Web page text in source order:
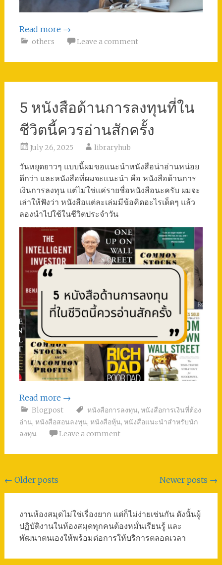
Read more →
others Leave a comment
5 หนังสือด้านการลงทุนที่ใน
ชีวิตนี้ควรอ่านสักครั้ง
July 26, 2025 libraryhub
วันหยุดยาวๆ แบบนี้ผมขอแนะนำหนังสือน่าอ่านหน่อย
ดีกว่า และหนังสือที่ผมจะแนะนำ คือ หนังสือด้านการ
เงินการลงทุน แต่ไม่ใช่แค่รายชื่อหนังสือนะครับ ผมจะ
เล่าให้ฟังว่า หนังสือแต่ละเล่มมีข้อคิดอะไรเด็ดๆ แล้ว
ลองนำไปใช้ในชีวิตประจำวัน
Read more →
Blogpost หนังสือการลงทุน, หนังสือการเงินที่ต้อง
อ่าน, หนังสือสอนลงทุน, หนังสือหุ้น, หนังสือแนะนำสำหรับนัก
ลงทุน
Leave a comment
Posts
navigation
← Older posts Newer posts →
งานห้องสมุดไม่ใช่เรื่องยาก แต่ก็ไม่ง่ายเช่นกัน ดังนั้นผู้
ปฏิบัติงานในห้องสมุดทุกคนต้องหมั่นเรียนรู้ และ
พัฒนาตนเองให้พร้อมต่อการให้บริการตลอดเวลา